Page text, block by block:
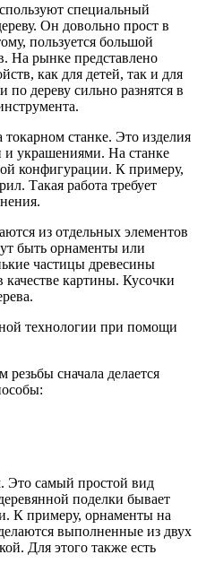
специальный
Он довольно прост в
пользуется большой
На рынке представлено
как для детей, так и для
дереву сильно разнятся в
станке. Это изделия
украшениями. На станке
конфигурации. К примеру,
Такая работа требует
из отдельных элементов
быть орнаменты или
частицы древесины
качестве картины. Кусочки
технологии при помощи
сначала делается
Это самый простой вид
поделки бывает
К примеру, орнаменты на
выполненные из двух
Для этого также есть